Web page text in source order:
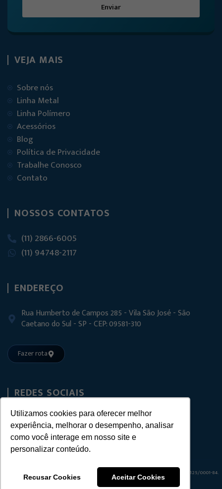
Utilizamos cookies para oferecer melhor
experiência, melhorar o desempenho, analisar
como você interage em nosso site e
personalizar conteúdo.
Recusar Cookies Aceitar Cookies
Enviar
VEJA MAIS
Sobre nós
Linha Metal
Linha Polímero
Acessórios
Blog
Política de Privacidade
Trabalhe Conosco
Contato
NOSSOS CONTATOS
(11) 2866-6005
(11) 94748-2117
ENDEREÇO
Rua Humberto de Campos 285 - Vila São José - São
Caetano do Sul - SP - CEP: 09581-310
Fazer rota
REDES SOCIAIS
© 2025 FVT – FERRAGENS E ACESSÓRIOS PARA VIDROS TEMPERADOS
22.509.125/0001-84.
Todos os direitos reservados – Criado por